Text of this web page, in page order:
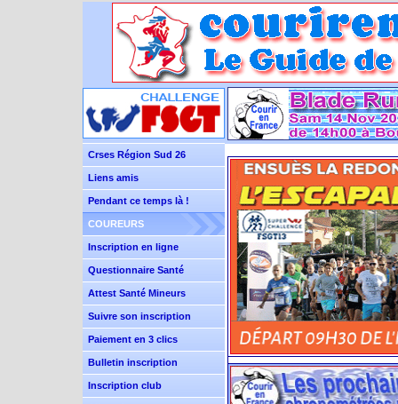
Crses Région Sud 26
Liens amis
Pendant ce temps là !
COUREURS
Inscription en ligne
Questionnaire Santé
Attest Santé Mineurs
Suivre son inscription
Paiement en 3 clics
Bulletin inscription
Inscription club